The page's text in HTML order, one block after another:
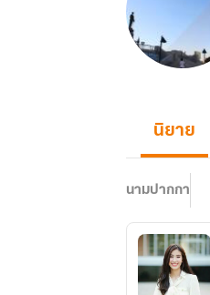
นิยาย
นามปากกา